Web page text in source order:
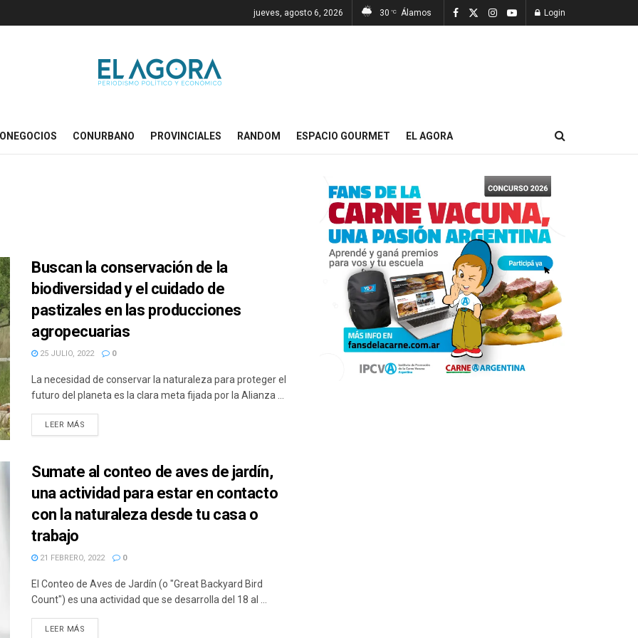
jueves, agosto 6, 2026 30 °C Álamos Login
CONURBANO PROVINCIALES RANDOM ESPACIO GOURMET EL AGORA
Buscan la conservación de la
biodiversidad y el cuidado de
pastizales en las producciones
agropecuarias
25 JULIO, 2022 0
La necesidad de conservar la naturaleza para proteger el
futuro del planeta es la clara meta fijada por la Alianza ...
LEER MÁS
Sumate al conteo de aves de jardín,
una actividad para estar en contacto
con la naturaleza desde tu casa o
trabajo
21 FEBRERO, 2022 0
El Conteo de Aves de Jardín (o "Great Backyard Bird
Count") es una actividad que se desarrolla del 18 al ...
LEER MÁS